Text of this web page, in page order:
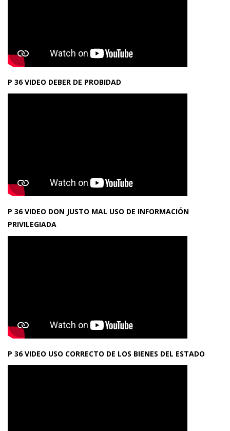
P 36 VIDEO DEBER DE PROBIDAD
P 36 VIDEO DON JUSTO MAL USO DE INFORMACIÓN
PRIVILEGIADA
P 36 VIDEO USO CORRECTO DE LOS BIENES DEL ESTADO